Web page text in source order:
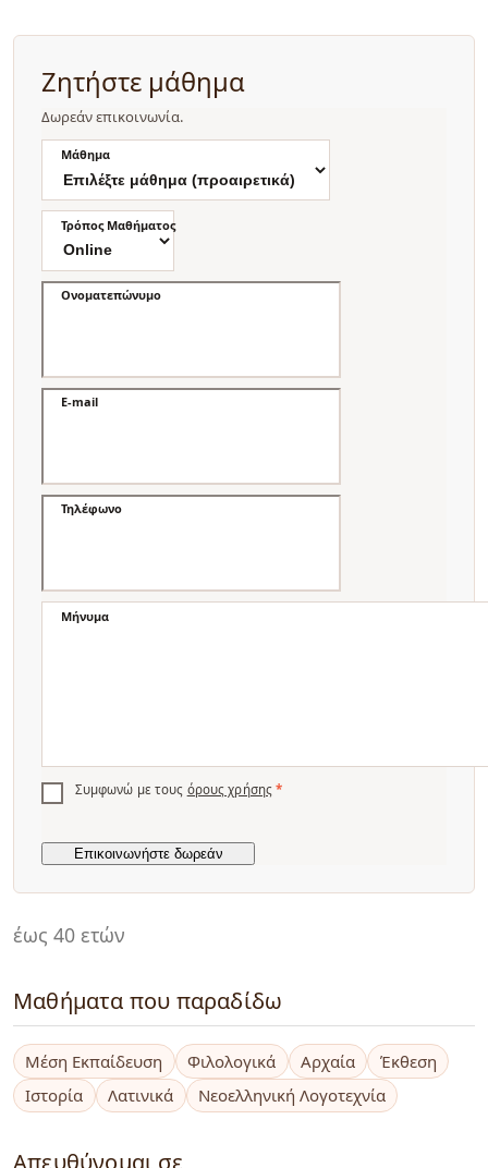
έως 40 ετών
Μαθήματα που παραδίδω
Μέση Εκπαίδευση Φιλολογικά Αρχαία
Έκθεση
Ιστορία
Λατινικά Νεοελληνική Λογοτεχνία
Απευθύνομαι σε
Ζητήστε μάθημα
Δωρεάν επικοινωνία.
Μάθημα
Τρόπος Μαθήματος
Ονοματεπώνυμο
E-mail
Τηλέφωνο
Μήνυμα
Συμφωνώ με τους όρους χρήσης *